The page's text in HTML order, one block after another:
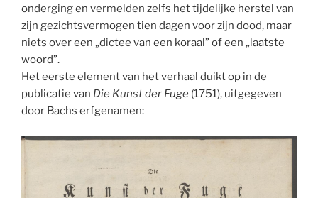
onderging en vermelden zelfs het tijdelijke herstel van
zijn gezichtsvermogen tien dagen voor zijn dood, maar
niets over een „dictee van een koraal” of een „laatste
woord”.
Het eerste element van het verhaal duikt op in de
publicatie van Die Kunst der Fuge (1751), uitgegeven
door Bachs erfgenamen: